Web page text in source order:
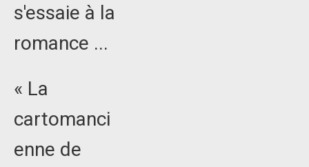
s'essaie à la
romance ...
« La
cartomanci
enne de